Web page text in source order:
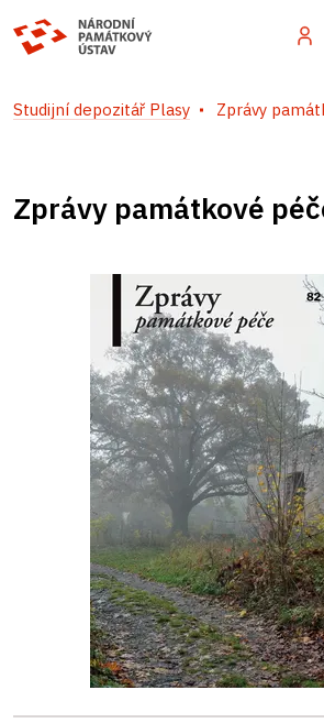
Studijní depozitář Plasy Zprávy
Zprávy památkové